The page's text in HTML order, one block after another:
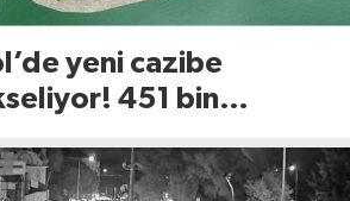
yeni cazibe
451 bin